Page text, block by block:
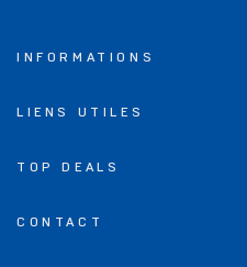
INFORMATIONS
LIENS UTILES
TOP DEALS
CONTACT